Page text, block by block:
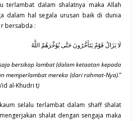
terlambat dalam shalatnya maka Allah
dalam hal segala urusan baik di dunia
r bersabda :
لَا يَزَالُ قَوْمٌ يَتَأَخَّرُونَ حَتَّى يُؤَخِّرَهُمْ اللَّهُ
bersikap lambat (dalam ketaatan kepada
memperlambat mereka (dari rahmat-Nya).”
al-Khudri t)
selalu terlambat dalam shaff shalat
shalat dengan sengaja maka